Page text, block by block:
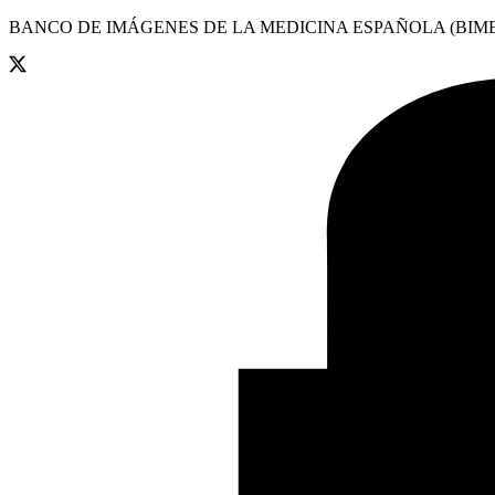
BANCO DE IMÁGENES DE LA MEDICINA ESPAÑOLA